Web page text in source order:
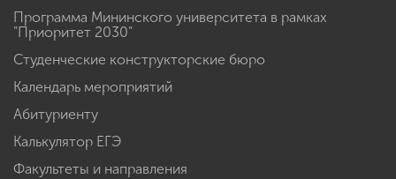
Программа Мининского университета в рамках
"Приоритет 2030"
Студенческие конструкторские бюро
Календарь мероприятий
Абитуриенту
Калькулятор ЕГЭ
Факультеты и направления